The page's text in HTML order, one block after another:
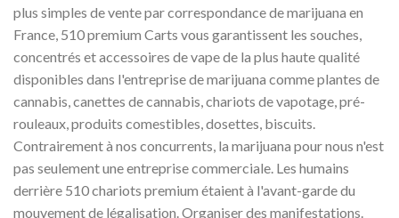
plus simples de vente par correspondance de marijuana en
France, 510 premium Carts vous garantissent les souches,
concentrés et accessoires de vape de la plus haute qualité
disponibles dans l'entreprise de marijuana comme plantes de
cannabis, canettes de cannabis, chariots de vapotage, pré-
rouleaux, produits comestibles, dosettes, biscuits.
Contrairement à nos concurrents, la marijuana pour nous n'est
pas seulement une entreprise commerciale. Les humains
derrière 510 chariots premium étaient à l'avant-garde du
mouvement de légalisation. Organiser des manifestations.